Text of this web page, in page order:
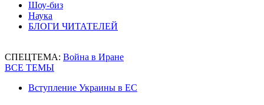
Шоу-биз
Наука
БЛОГИ ЧИТАТЕЛЕЙ
СПЕЦТЕМА: Война в Иране
ВСЕ ТЕМЫ
Вступление Украины в ЕС